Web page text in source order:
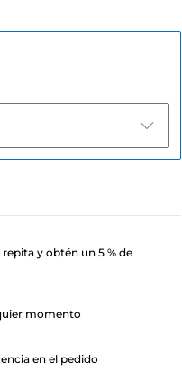
y obtén un 5 % de
momento
en el pedido